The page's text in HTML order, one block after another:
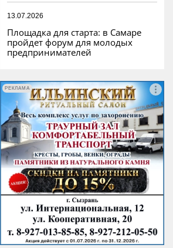
13.07.2026
Площадка для старта: в Самаре
пройдет форум для молодых
предпринимателей
РЕКЛАМА